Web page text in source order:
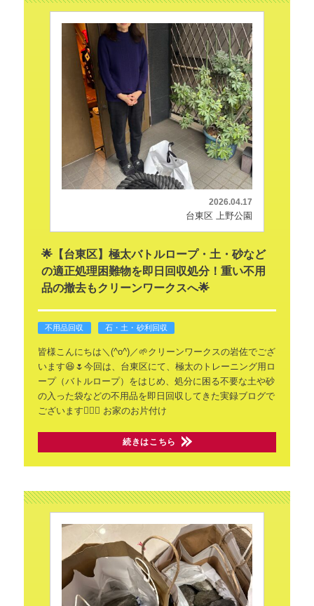
2026.04.17
台東区 上野公園
🌟【台東区】極太バトルロープ・土・砂など
の適正処理困難物を即日回収処分！重い不用
品の撤去もクリーンワークスへ🌟
不用品回収 石・土・砂利回収
皆様こんにちは＼(^o^)／🌱クリーンワークスの岩佐でござ
います😆🌷今回は、台東区にて、極太のトレーニング用ロ
ープ（バトルロープ）をはじめ、処分に困る不要な土や砂
の入った袋などの不用品を即日回収してきた実録ブログで
ございます🙂‍↕️✨ お家のお片付け
続きはこちら